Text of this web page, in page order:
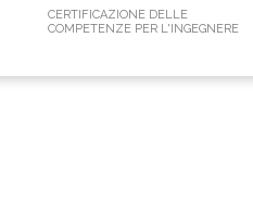
CERTIFICAZIONE DELLE
COMPETENZE PER L'INGEGNERE